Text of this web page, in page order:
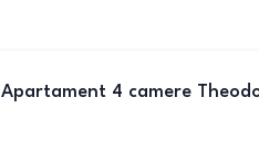
Apartament 4 camere